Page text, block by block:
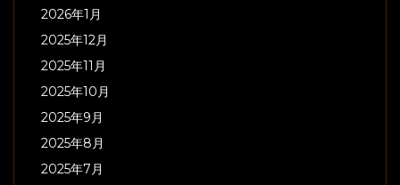
2026年1月
2025年12月
2025年11月
2025年10月
2025年9月
2025年8月
2025年7月